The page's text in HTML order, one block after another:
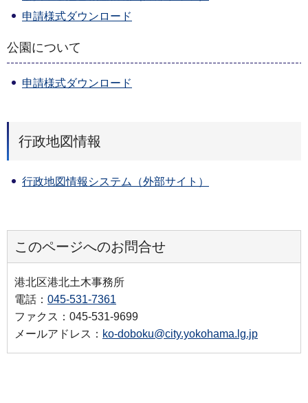
申請様式ダウンロード
公園について
申請様式ダウンロード
行政地図情報
行政地図情報システム（外部サイト）
このページへのお問合せ
港北区港北土木事務所
電話： 045-531-7361
ファクス：045-531-9699
メールアドレス： ko-doboku@city.yokohama.lg.jp